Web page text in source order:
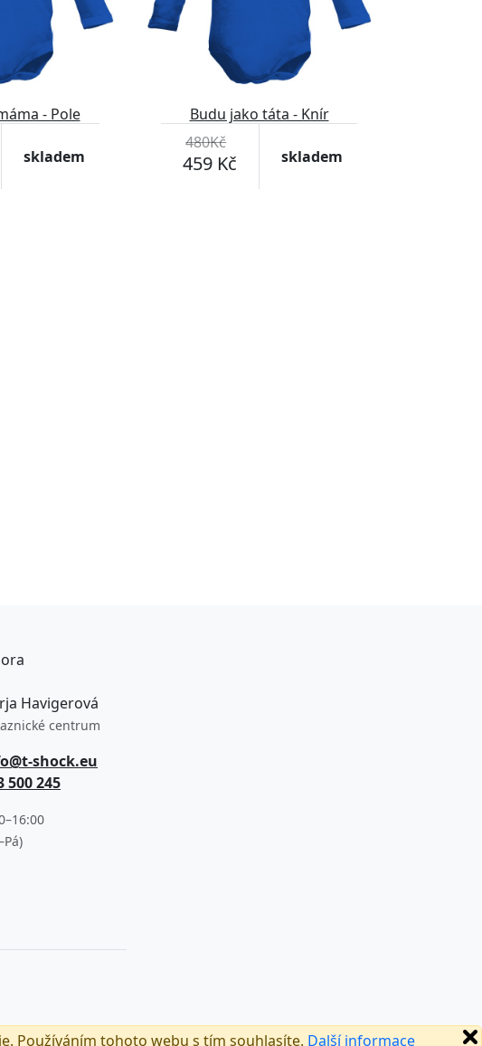
Používáním tohoto webu s tím souhlasíte. Další informace
- Pole
skladem
Budu jako táta - Knír
480Kč
459 Kč skladem
Havigerová
centrum
shock.eu
500 245